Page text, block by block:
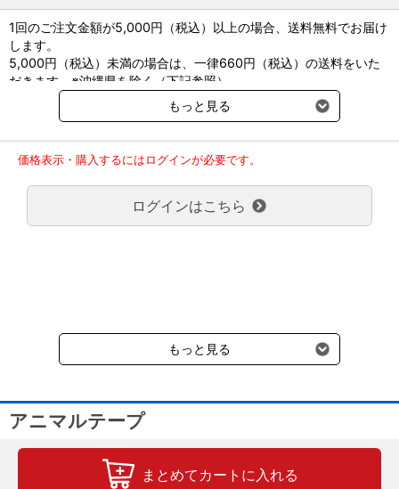
1回のご注文金額が5,000円（税込）以上の場合、送料無料でお届け
します。
5,000円（税込）未満の場合は、一律660円（税込）の送料をいた
だきます。※沖縄県を除く（下記参照）
※2017年11月14日（火）より沖縄県へのお届けにつきましては、1
回のご注文金額（税込）が、30,000円以上で配送無料となります。
ご了承のほどよろしくお願い致します。
弊社都合でお届けが２回以上に分かれる場合の送料負担は、１回分
のみで新たな送料は発生しません。
大型商品送料が必要な商品をご注文の場合は、大型商品送料のみご
負担頂きます。
受けます。
もっと見る
価格表示・購入するにはログインが必要です。
ログインはこちら
もっと見る
アニマルテープ
まとめてカートに入れる